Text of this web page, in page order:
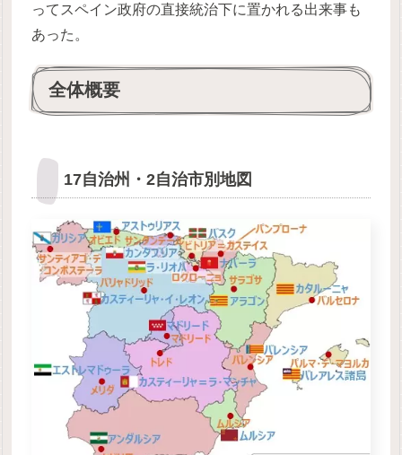
ってスペイン政府の直接統治下に置かれる出来事も
あった。
全体概要
17自治州・2自治市別地図